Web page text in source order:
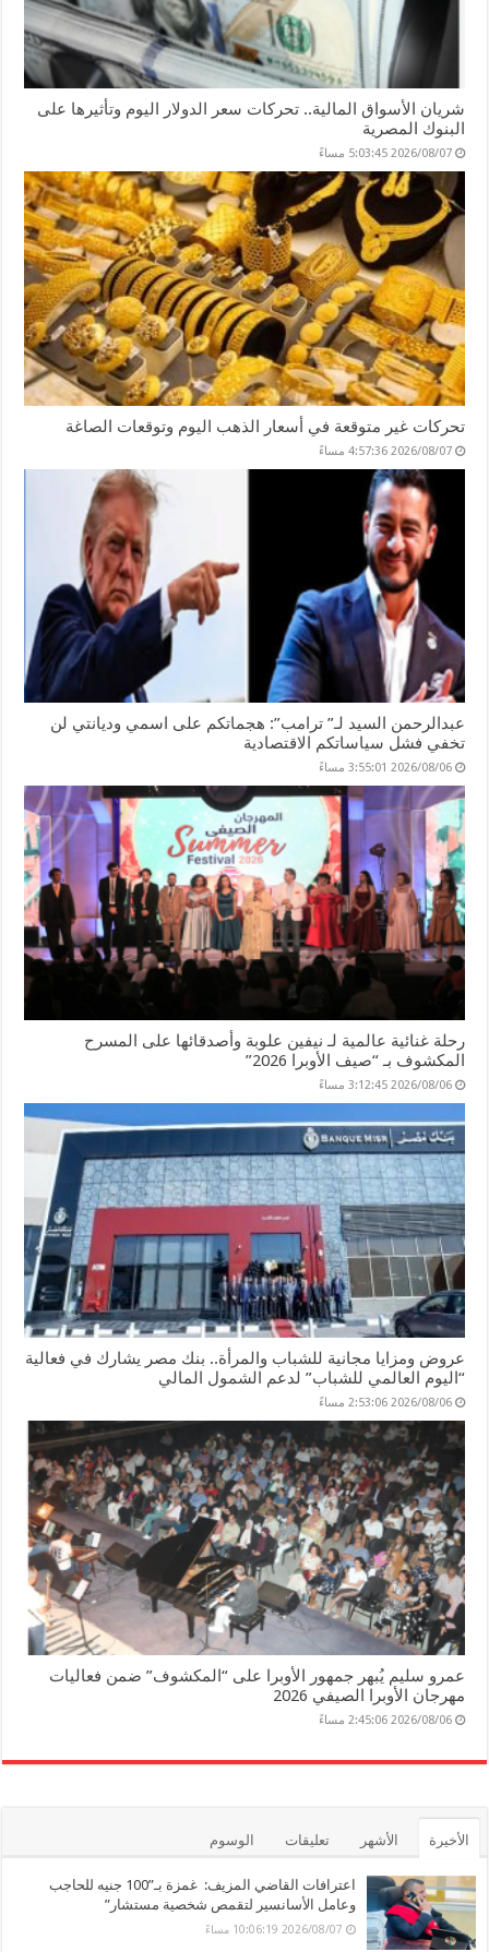
شريان الأسواق المالية.. تحركات سعر الدولار اليوم وتأثيرها على
البنوك المصرية
2026/08/07 5:03:45 مساءً
تحركات غير متوقعة في أسعار الذهب اليوم وتوقعات الصاغة
2026/08/07 4:57:36 مساءً
عبدالرحمن السيد لـ” ترامب”: هجماتكم على اسمي وديانتي لن
تخفي فشل سياساتكم الاقتصادية
2026/08/06 3:55:01 مساءً
رحلة غنائية عالمية لـ نيفين علوبة وأصدقائها على المسرح
المكشوف بـ “صيف الأوبرا 2026”
2026/08/06 3:12:45 مساءً
عروض ومزايا مجانية للشباب والمرأة.. بنك مصر يشارك في فعالية
“اليوم العالمي للشباب” لدعم الشمول المالي
2026/08/06 2:53:06 مساءً
عمرو سليم يُبهر جمهور الأوبرا على “المكشوف” ضمن فعاليات
مهرجان الأوبرا الصيفي 2026
2026/08/06 2:45:06 مساءً
الأخيرة الأشهر تعليقات الوسوم
اعترافات القاضي المزيف: غمزة بـ”100 جنيه للحاجب
وعامل الأسانسير لتقمص شخصية مستشار”
2026/08/07 10:06:19 مساءً